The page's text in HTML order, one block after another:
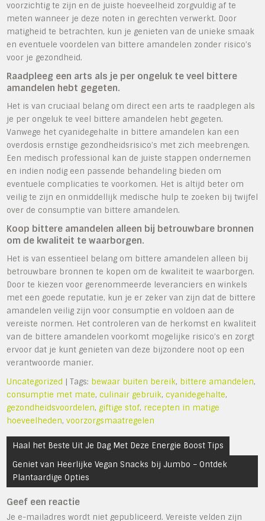
voorzichtig te zijn en de juiste hoeveelheid zorgvuldig af te
meten wanneer je deze noten in gerechten verwerkt. Door
matigheid te betrachten, kun je genieten van de unieke smaak
en eventuele voordelen van bittere amandelen zonder risico’s
voor je gezondheid.
Raadpleeg een arts als je per ongeluk te veel bittere
amandelen hebt gegeten.
Het is van cruciaal belang om direct een arts te raadplegen als
je per ongeluk te veel bittere amandelen hebt gegeten.
Vanwege het cyanidegehalte in bittere amandelen kan een
overdosis ernstige gezondheidsrisico’s met zich meebrengen.
Een medisch professional kan de juiste stappen ondernemen
en indien nodig een passende behandeling bieden om
eventuele complicaties te voorkomen. Het is altijd beter om
veilig te zijn en onmiddellijk medische hulp te zoeken bij twijfel
over de consumptie van bittere amandelen.
Koop bittere amandelen alleen bij betrouwbare bronnen
om de kwaliteit te waarborgen.
Het is van essentieel belang om bittere amandelen alleen bij
betrouwbare bronnen te kopen om de kwaliteit te waarborgen.
Door te kiezen voor gerenommeerde leveranciers en winkels
met een goede reputatie, kun je er zeker van zijn dat de bittere
amandelen veilig zijn voor consumptie en voldoen aan de
vereiste normen. Het controleren van de herkomst en kwaliteit
van de bittere amandelen voorkomt mogelijke risico’s en zorgt
ervoor dat je kunt genieten van deze bijzondere noot op een
verantwoorde manier.
Uncategorized | Tags: bewaar buiten bereik, bittere amandelen,
consumptie met mate,culinair gebruik,cyanidegehalte,
gezondheidsvoordelen,giftige stof, recepten in matige
hoeveelheden,voorzorgsmaatregelen
Bericht
navigatie
Haal het Beste Uit Je Dag Met Deze Energie Boost Tips
Geniet van Heerlijke Vegan Snacks bij Jumbo – Ontdek
Plantaardige Opties
Geef een reactie
Je e-mailadres wordt niet gepubliceerd. Vereiste velden zijn